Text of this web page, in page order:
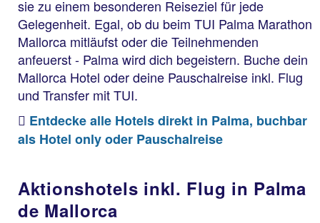
sie zu einem besonderen Reiseziel für jede
Gelegenheit. Egal, ob du beim TUI Palma Marathon
Mallorca mitläufst oder die Teilnehmenden
anfeuerst - Palma wird dich begeistern. Buche dein
Mallorca Hotel oder deine Pauschalreise inkl. Flug
und Transfer mit TUI.
Entdecke alle Hotels direkt in Palma, buchbar
als Hotel only oder Pauschalreise
Aktionshotels inkl. Flug in Palma
de Mallorca